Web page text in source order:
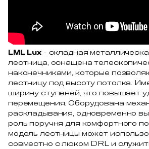
LML Lux - складная
лестница, оснащена
наконечниками, которые
лестницу под высоту потолка.
ширину ступеней, что повышает
перемещения. Оборудована
раскладывания, одновременно
роль поручня для комфортного
модель лестницы может
совместно с люком DRL и